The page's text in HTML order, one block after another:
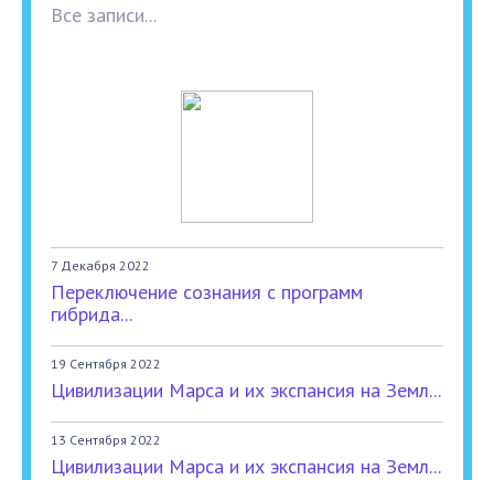
Все записи...
7 Декабря 2022
Переключение сознания с программ
гибрида...
19 Сентября 2022
Цивилизации Марса и их экспансия на Земл...
13 Сентября 2022
Цивилизации Марса и их экспансия на Земл...